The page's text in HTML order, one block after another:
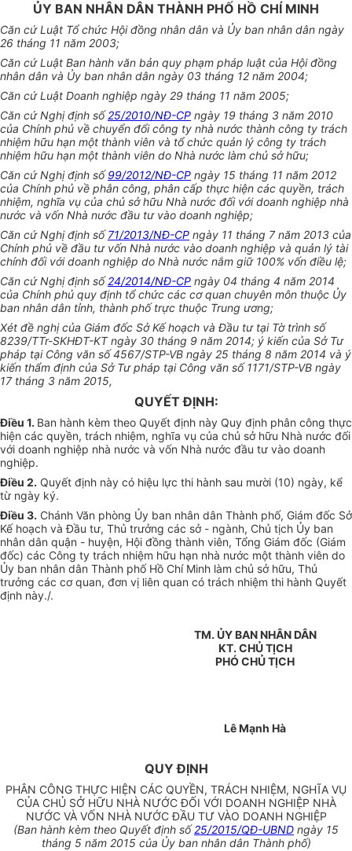
ỦY BAN NHÂN DÂN THÀNH PHỐ HỒ CHÍ MINH
Căn cứ Luật Tổ chức Hội đồng nhân dân và Ủy ban nhân dân ngày
26 tháng 11 năm 2003;
Căn cứ Luật Ban hành văn bản quy phạm pháp luật của Hội đồng
nhân dân và Ủy ban nhân dân ngày 03 tháng 12 năm 2004;
Căn cứ Luật Doanh nghiệp ngày 29 tháng 11 năm 2005;
Căn cứ Nghị định số25/2010/NĐ-CP ngày 19 tháng 3 năm 2010
của Chính phủ về chuyển đổi công ty nhà nước thành công ty trách
nhiệm hữu hạn một thành viên và tổ chức quản lý công ty trách
nhiệm hữu hạn một thành viên do Nhà nước làm chủ sở hữu;
Căn cứ Nghị định số99/2012/NĐ-CP ngày 15 tháng 11 năm 2012
của Chính phủ về phân công, phân cấp thực hiện các quyền, trách
nhiệm, nghĩa vụ của chủ sở hữu Nhà nước đối với doanh nghiệp nhà
nước và vốn Nhà nước đầu tư vào doanh nghiệp;
Căn cứ Nghị định số71/2013/NĐ-CP ngày 11 tháng 7 năm 2013 của
Chính phủ về đầu tư vốn Nhà nước vào doanh nghiệp và quản lý tài
chính đối với doanh nghiệp do Nhà nước nắm giữ 100% vốn điều lệ;
Căn cứ Nghị định số24/2014/NĐ-CP ngày 04 tháng 4 năm 2014
của Chính phủ quy định tổ chức các cơ quan chuyên môn thuộc Ủy
ban nhân dân tỉnh, thành phố trực thuộc Trung ương;
Xét đề nghị của Giám đốc Sở Kế hoạch và Đầu tư tại Tờ trình số
8239/TTr-SKHĐT-KT ngày 30 tháng 9 năm 2014; ý kiến của Sở Tư
pháp tại Công văn số 4567/STP-VB ngày 25 tháng 8 năm 2014 và ý
kiến thẩm định của Sở Tư pháp tại Công văn số 1171/STP-VB ngày
17 tháng 3 năm 2015,
QUYẾT ĐỊNH:
Điều 1. Ban hành kèm theo Quyết định này Quy định phân công thực
hiện các quyền, trách nhiệm, nghĩa vụ của chủ sở hữu Nhà nước đối
với doanh nghiệp nhà nước và vốn Nhà nước đầu tư vào doanh
nghiệp.
Điều 2. Quyết định này có hiệu lực thi hành sau mười (10) ngày, kể
từ ngày ký.
Điều 3. Chánh Văn phòng Ủy ban nhân dân Thành phố, Giám đốc Sở
Kế hoạch và Đầu tư, Thủ trưởng các sở - ngành, Chủ tịch Ủy ban
nhân dân quận - huyện, Hội đồng thành viên, Tổng Giám đốc (Giám
đốc) các Công ty trách nhiệm hữu hạn nhà nước một thành viên do
Ủy ban nhân dân Thành phố Hồ Chí Minh làm chủ sở hữu, Thủ
trưởng các cơ quan, đơn vị liên quan có trách nhiệm thi hành Quyết
định này./.
TM. ỦY BAN NHÂN DÂN
KT. CHỦ TỊCH
PHÓ CHỦ TỊCH
Lê Mạnh Hà
QUY ĐỊNH
PHÂN CÔNG THỰC HIỆN CÁC QUYỀN, TRÁCH NHIỆM, NGHĨA VỤ
CỦA CHỦ SỞ HỮU NHÀ NƯỚC ĐỐI VỚI DOANH NGHIỆP NHÀ
NƯỚC VÀ VỐN NHÀ NƯỚC ĐẦU TƯ VÀO DOANH NGHIỆP
(Ban hành kèm theo Quyết định số25/2015/QĐ-UBND ngày 15
tháng 5 năm 2015 của Ủy ban nhân dân Thành phố)